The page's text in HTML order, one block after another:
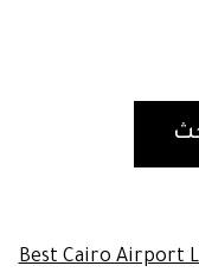
Best Cairo Airport